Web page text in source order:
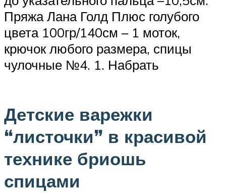
Пряжа Лана Голд Плюс голубого
цвета 100гр/140см – 1 моток,
крючок любого размера, спицы
чулочные №4. 1. Набрать
Детские варежки
“листочки” в красивой
технике бриошь
спицами